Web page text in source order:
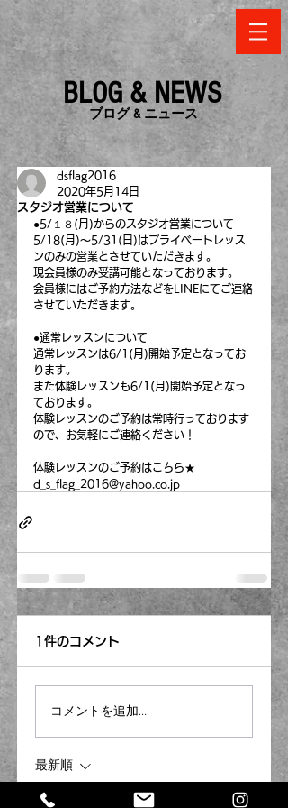
BLOG & NEWS
​ブログ & ニュース
スタジオ営業について
dsflag2016
2020年5月14日
●5/１８(月)からのスタジオ営業について
5/18(月)～5/31(日)はプライベートレッス
ンのみの営業とさせていただきます。
現会員様のみ受講可能となっております。
会員様にはご予約方法などをLINEにてご連絡
させていただきます。
●通常レッスンについて
通常レッスンは6/1(月)開始予定となってお
ります。
また体験レッスンも6/1(月)開始予定となっ
ております。
体験レッスンのご予約は常時行っております
ので、お気軽にご連絡ください！
体験レッスンのご予約はこちら★
d_s_flag_2016@yahoo.co.jp
1件のコメント
コメントを追加…
最新順